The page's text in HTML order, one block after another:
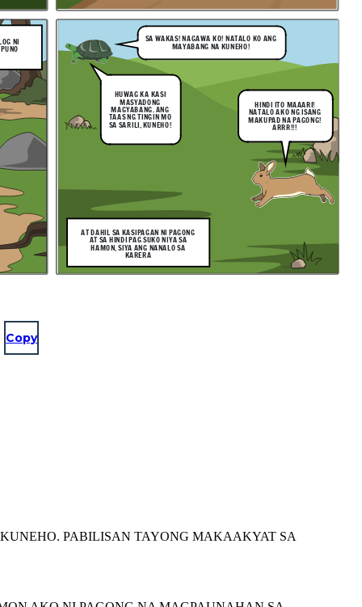
HINDI ITO MAAARI!
NATALO AKO NG ISANG
MAKUPAD NA PAGONG!
ARRR!!!
NI SA WAKAS! NAGAWA KO! NATALO KO ANG
MAYABANG NA KUNEHO!
HUWAG KA KASI
MASYADONG
MAGYABANG. ANG
TAAS NG TINGIN MO
SA SARILI, KUNEHO!
AT DAHIL SA KASIPAGAN NI PAGONG
AT SA HINDI PAG SUKO NIYA SA
HAMON, SIYA ANG NANALO SA
KARERA
Copy
PABILISAN TAYONG MAKAAKYAT SA